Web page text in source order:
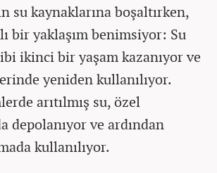
su kaynaklarına boşaltırken,
bir yaklaşım benimsiyor: Su
ikinci bir yaşam kazanıyor ve
yeniden kullanılıyor.
arıtılmış su, özel
depolanıyor ve ardından
kullanılıyor.